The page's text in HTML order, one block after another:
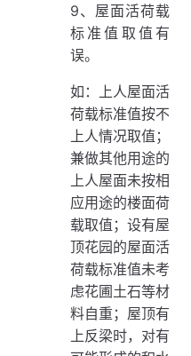
9、屋面活荷载
标准值取值有
误。
如：上人屋面活
荷载标准值按不
上人情况取值；
兼做其他用途的
上人屋面未按相
应用途的楼面荷
载取值；设有屋
顶花园的屋面活
荷载标准值未考
虑花圃土石等材
料自重；屋顶有
上反梁时，对有